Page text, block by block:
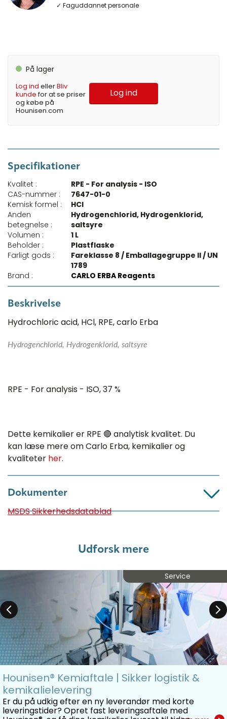
✓ Faguddannet personale
På lager
Log ind ellerBliv
kundefor at se priser
og købe på
Hounisen.com
Log ind
Specifikationer
Kvalitet :
RPE - For analysis - ISO
CAS-nummer :
7647-01-0
Kemisk formel :
HCl
Anden
betegnelse :
Hydrogenchlorid, Hydrogenklorid,
saltsyre
Volumen :
1 L
Beholder :
Plastflaske
Farligt gods :
Fareklasse 8 / Emballagegruppe II / UN
1789
Brand :
CARLO ERBA Reagents
Beskrivelse
Hydrochloric acid, HCl, RPE, carlo Erba
Hydrogenchlorid, Hydrogenklorid, saltsyre
RPE - For analysis - ISO, 37 %
Dette kemikalier er RPE 🔴 analytisk kvalitet. Du
kan læse mere om Carlo Erba, kemikalier og
kvaliteter her.
Dokumenter
MSDS Sikkerhedsdatablad
Udforsk mere
Service
Hounisen® Kemiaftale | Sikker logistik &
kemikalielevering
Er du på udkig efter en ny leverandør med korte
leveringstider? Opret fast leveringsaftale med